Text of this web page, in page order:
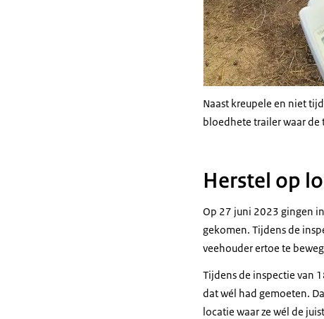
Naast kreupele en niet
bloedhete trailer waar
Herstel op
Op 27 juni 2023 gingen
gekomen. Tijdens de
veehouder ertoe te
Tijdens de inspectie van
dat wél had gemoeten.
locatie waar ze wél de